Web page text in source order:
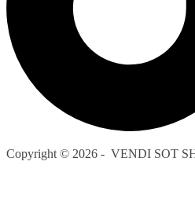
Copyright © 2026 - VENDI SOT